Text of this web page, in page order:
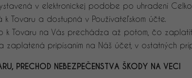
v elektronickej podobe po uhradení
k Tovaru a dostupná v Používateľskom účte.
k Tovaru na Vás prechádza až potom, čo
zaplatená pripísaním na Náš účet, v ostatných
PRECHOD NEBEZPEČENSTVA ŠKODY NA VECI